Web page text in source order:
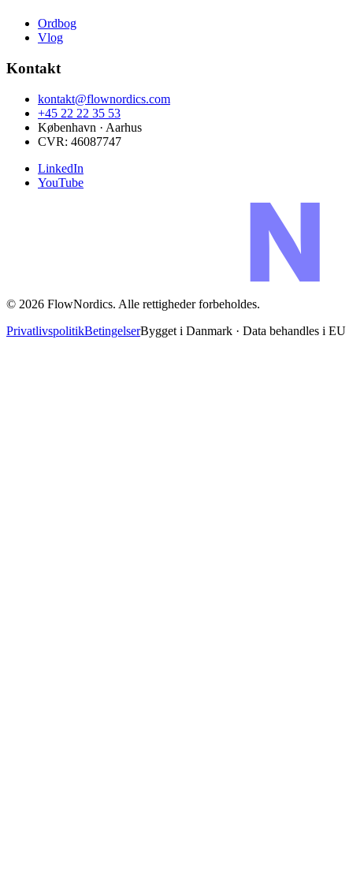
Ordbog
Vlog
Kontakt
kontakt@flownordics.com
+45 22 22 35 53
København · Aarhus
CVR: 46087747
LinkedIn
YouTube
© 2026 FlowNordics. Alle rettigheder forbeholdes.
PrivatlivspolitikBetingelserBygget i Danmark · Data behandles i EU